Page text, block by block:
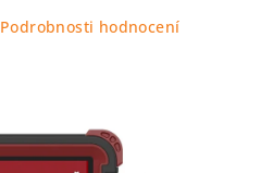
Podrobnosti hodnocení